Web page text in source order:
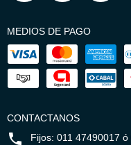
MEDIOS DE PAGO
CONTACTANOS
Fijos: 011 47490017